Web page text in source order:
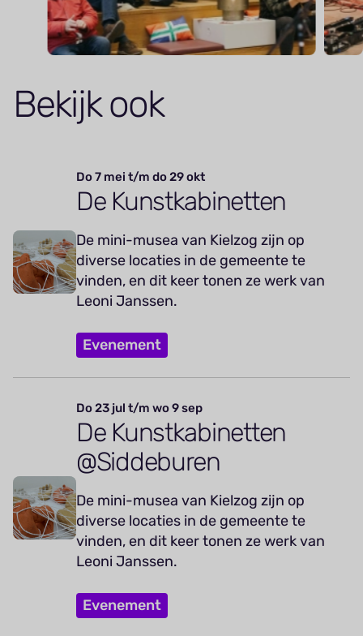
Bekijk ook
Do 7 mei t/m do 29 okt
De Kunstkabinetten
De mini-musea van Kielzog zijn op
diverse locaties in de gemeente te
vinden, en dit keer tonen ze werk van
Leoni Janssen.
Evenement
Do 23 jul t/m wo 9 sep
De Kunstkabinetten
@Siddeburen
De mini-musea van Kielzog zijn op
diverse locaties in de gemeente te
vinden, en dit keer tonen ze werk van
Leoni Janssen.
Evenement